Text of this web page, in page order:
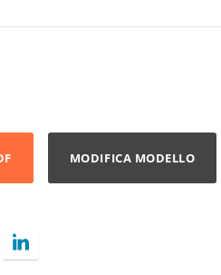
MODIFICA MODELLO